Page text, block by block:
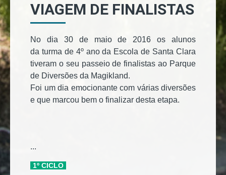
VIAGEM DE FINALISTAS
No dia 30 de maio de 2016 os alunos
da turma de 4º ano da Escola de Santa Clara
tiveram o seu passeio de finalistas ao Parque
de Diversões da Magikland.
Foi um dia emocionante com várias diversões
e que marcou bem o finalizar desta etapa.
...
1º CICLO